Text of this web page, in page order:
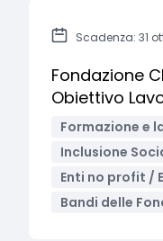
Scadenza: 31
Fondazione
Obiettivo
Formazione e
Inclusione
Enti no profit /
Bandi delle